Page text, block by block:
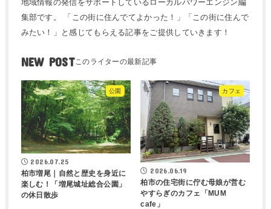
地域情報の発信をサポートしているローカルパワーエンジン編
集部です。 「この街に住んでてよかった！」「この街に住んで
みたい！」と感じてもらえる記事をご提供していきます！
NEW POST
公園
2026.07.25
柏市増尾｜自然と歴史を身近に
楽しむ！「増尾城址総合公園」
の休日散歩
カフェ
2026.06.19
柏市の住宅街に佇む母娘が営む
やすらぎのカフェ「MUM
cafe」